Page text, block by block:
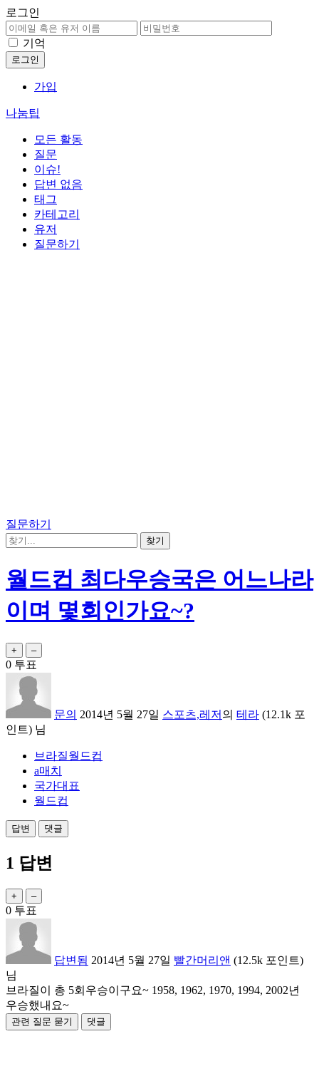
로그인
기억
가입
나눔팁
모든 활동
질문
이슈!
답변 없음
태그
카테고리
유저
질문하기
질문하기
월드컵 최다우승국은 어느나라
이며 몇회인가요~?
0 투표
문의 2014년 5월 27일 스포츠,레저 의 테라 (12.1k 포
인트) 님
브라질월드컵
a매치
국가대표
월드컵
1 답변
0 투표
답변됨 2014년 5월 27일 빨간머리앤 (12.5k 포인트)
님
브라질이 총 5회우승이구요~ 1958, 1962, 1970, 1994, 2002년
우승했내요~